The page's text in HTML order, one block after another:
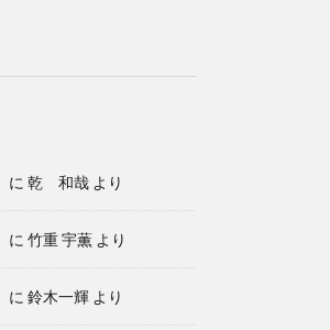
に 乾 和哉 より
に 竹重 宇薫 より
に 鈴木一輝 より